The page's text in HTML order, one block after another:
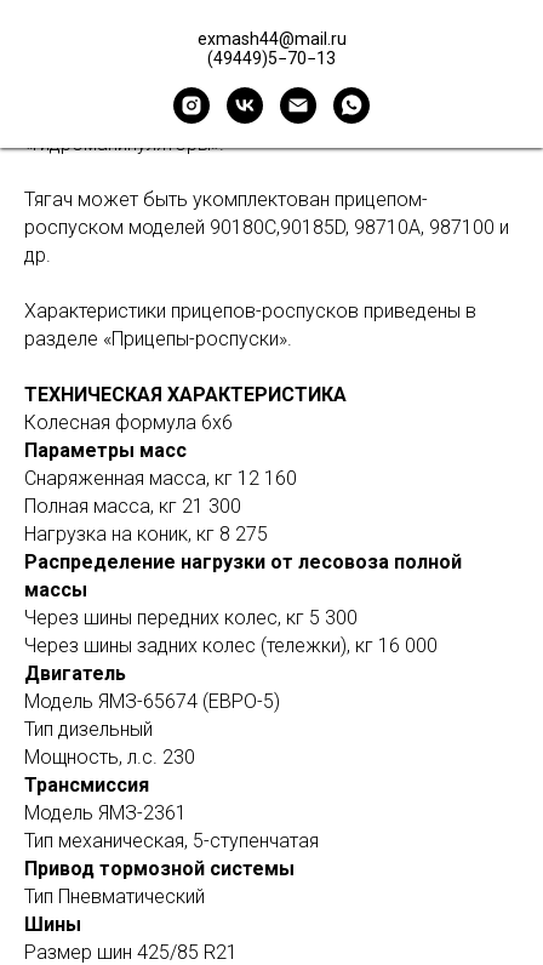
exmash44@mail.ru
(49449)5−70−13
Базовый автомобиль оснащен лесовозной площадкой
с нераспашным коником и гидроманипулятором
VC8L74, VM10L74и др. Характеристики
гидроманипуляторов приведены в разделе
«Гидроманипуляторы».
Тягач может быть укомплектован прицепом-
роспуском моделей 90180С,90185D, 98710А, 987100 и
др.
Характеристики прицепов-роспусков приведены в
разделе «Прицепы-роспуски».
ТЕХНИЧЕСКАЯ ХАРАКТЕРИСТИКА
Колесная формула 6х6
Параметры масс
Снаряженная масса, кг 12 160
Полная масса, кг 21 300
Нагрузка на коник, кг 8 275
Распределение нагрузки от лесовоза полной
массы
Через шины передних колес, кг 5 300
Через шины задних колес (тележки), кг 16 000
Двигатель
Модель ЯМЗ-65674 (ЕВРО-5)
Тип дизельный
Мощность, л.с. 230
Трансмиссия
Модель ЯМЗ-2361
Тип механическая, 5-ступенчатая
Привод тормозной системы
Тип Пневматический
Шины
Размер шин 425/85 R21